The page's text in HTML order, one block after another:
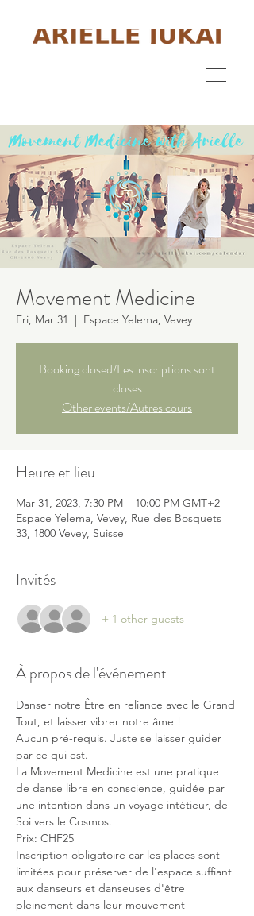
Movement Medicine
Fri, Mar 31
  |
Espace Yelema, Vevey
Booking closed/Les inscriptions sont
closes
Other events/Autres cours
Heure et lieu
Mar 31, 2023, 7:30 PM – 10:00 PM GMT+2
Espace Yelema, Vevey, Rue des Bosquets
33, 1800 Vevey, Suisse
Invités
+ 1 other guests
À propos de l'événement
Danser notre Être en reliance avec le Grand
Tout, et laisser vibrer notre âme !
Aucun pré-requis. Juste se laisser guider
par ce qui est.
La Movement Medicine est une pratique
de danse libre en conscience, guidée par
une intention dans un voyage intétieur, de
Soi vers le Cosmos.
Prix: CHF25
Inscription obligatoire car les places sont
limitées pour préserver de l'espace suffiant
aux danseurs et danseuses d'être
pleinement dans leur mouvement